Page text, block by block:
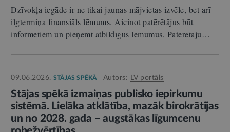
Dzīvokļa iegāde ir ne tikai jaunas mājvietas izvēle, bet arī
ilgtermiņa finansiāls lēmums. Aicinot patērētājus būt
informētiem un pieņemt atbildīgus lēmumus, Patērētāju…
09.06.2026. STĀJAS SPĒKĀ Autors: LV portāls
Stājas spēkā izmaiņas publisko iepirkumu
sistēmā. Lielāka atklātība, mazāk birokrātijas
un no 2028. gada – augstākas līgumcenu